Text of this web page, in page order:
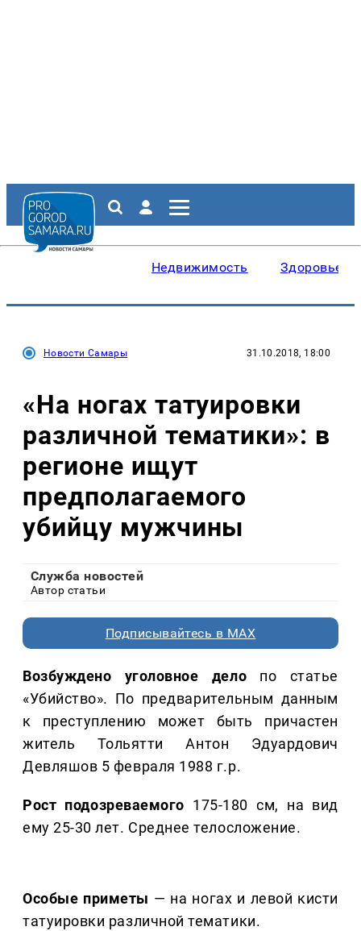
Недвижимость Здоровье
Новости Самары 31.10.2018, 18:00
«На ногах татуировки
различной тематики»: в
регионе ищут
предполагаемого
убийцу мужчины
Служба новостей
Автор статьи
Подписывайтесь в MAX
Возбуждено уголовное дело по статье
«Убийство». По предварительным данным
к преступлению может быть причастен
житель Тольятти Антон Эдуардович
Девляшов 5 февраля 1988 г.р.
Рост подозреваемого 175-180 см, на вид
ему 25-30 лет. Среднее телосложение.
Особые приметы — на ногах и левой кисти
татуировки различной тематики.